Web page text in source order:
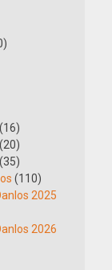
(16)
(20)
(35)
(110)
2025
2026